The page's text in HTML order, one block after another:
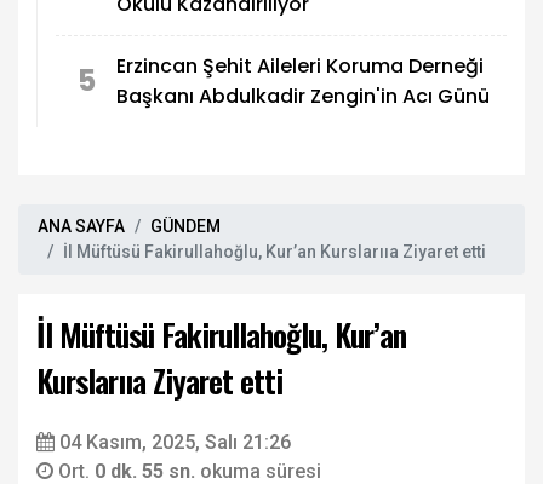
5
Erzincan Şehit Aileleri Koruma Derneği
Başkanı Abdulkadir Zengin'in Acı Günü
ANA SAYFA
GÜNDEM
İl Müftüsü Fakirullahoğlu, Kur’an Kurslarııa Ziyaret etti
İl Müftüsü Fakirullahoğlu, Kur’an
Kurslarııa Ziyaret etti
04 Kasım, 2025, Salı 21:26
Ort. 0 dk. 55 sn. okuma süresi